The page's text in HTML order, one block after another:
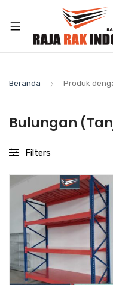
Beranda Produk
Bulungan
Filters